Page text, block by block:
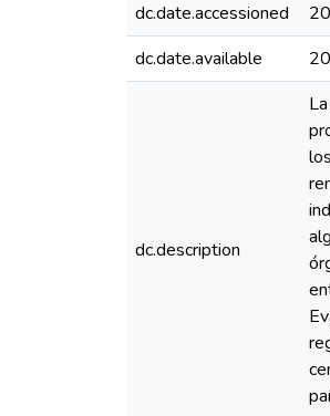
dc.date.accessioned
dc.date.available
dc.description